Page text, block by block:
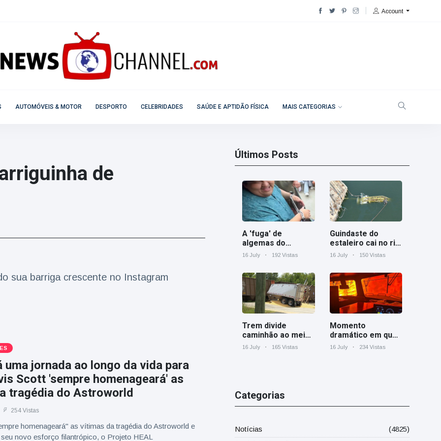
Account
AUTOMÓVEIS & MOTOR DESPORTO CELEBRIDADES SAÚDE E APTIDÃO FÍSICA MAIS CATEGORIAS
de
sua barriga crescente no Instagram
uma jornada ao longo da vida para
Scott 'sempre homenageará' as
tragédia do Astroworld
254 Vistas
homenageará" as vítimas da tragédia do Astroworld e
novo esforço filantrópico, o Projeto HEAL
Últimos Posts
A 'fuga' de
algemas do
mágico faz a
16 July 192 Vistas
Guindaste do
estaleiro cai no rio
Cooper perto de
16 July 150 Vistas
Trem divide
caminhão ao meio
em cruzamento
16 July 165 Vistas
Momento
dramático em que
um trem de carga
16 July 234 Vistas
Categorias
Notícias
(4825)